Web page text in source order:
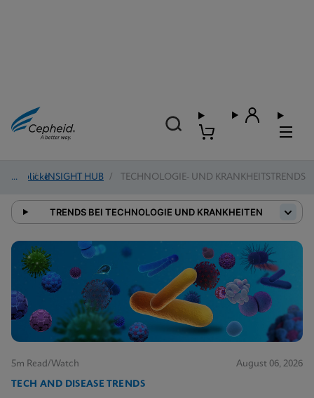
Einblicke
/ INSIGHT HUB / TECHNOLOGIE- UND KRANKHEITSTRENDS
TRENDS BEI TECHNOLOGIE UND KRANKHEITEN
5m Read/Watch August 06, 2026
TECH AND DISEASE TRENDS